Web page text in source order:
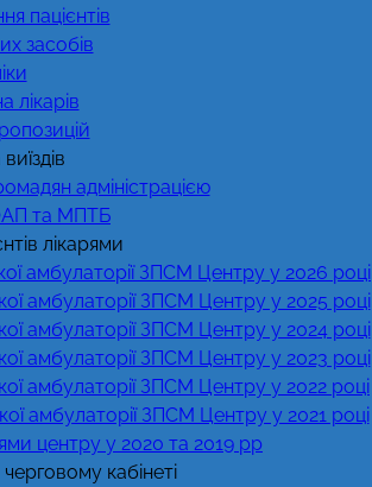
пацієнтів
засобів
лікарів
адміністрацією
та МПТБ
лікарями
амбулаторії ЗПСМ Центру у 2026 році
амбулаторії ЗПСМ Центру у 2025 році
амбулаторії ЗПСМ Центру у 2024 році
амбулаторії ЗПСМ Центру у 2023 році
амбулаторії ЗПСМ Центру у 2022 році
амбулаторії ЗПСМ Центру у 2021 році
центру у 2020 та 2019 рр
кабінеті